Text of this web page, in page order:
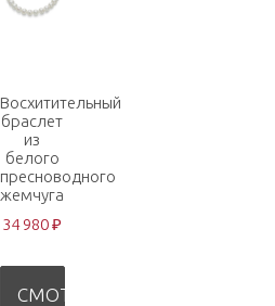
Восхитительный
браслет
из
белого
пресноводного
жемчуга
34 980 ₽
СМОТРЕТЬ